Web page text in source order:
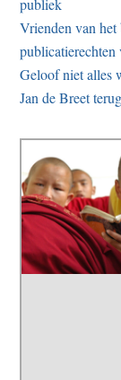
publiek
Vrienden van het
publicatierechten
Geloof niet alles
Jan de Breet